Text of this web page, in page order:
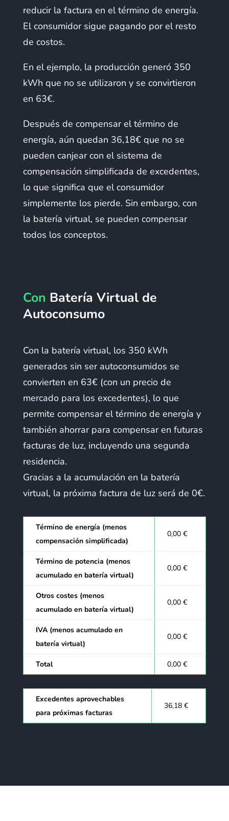
reducir la factura en el término de energía.
El consumidor sigue pagando por el resto
de costos.
En el ejemplo, la producción generó 350
kWh que no se utilizaron y se convirtieron
en 63€.
Después de compensar el término de
energía, aún quedan 36,18€ que no se
pueden canjear con el sistema de
compensación simplificada de excedentes,
lo que significa que el consumidor
simplemente los pierde. Sin embargo, con
la batería virtual, se pueden compensar
todos los conceptos.
Con Batería Virtual de
Autoconsumo
Con la batería virtual, los 350 kWh
generados sin ser autoconsumidos se
convierten en 63€ (con un precio de
mercado para los excedentes), lo que
permite compensar el término de energía y
también ahorrar para compensar en futuras
facturas de luz, incluyendo una segunda
residencia.
Gracias a la acumulación en la batería
virtual, la próxima factura de luz será de 0€.
Término de energía (menos
compensación simplificada)
0,00 €
Término de potencia (menos
acumulado en batería virtual)
0,00 €
Otros costes (menos
acumulado en batería virtual)
0,00 €
IVA (menos acumulado en
batería virtual)
0,00 €
Total 0,00 €
Excedentes aprovechables
para próximas facturas
36,18 €